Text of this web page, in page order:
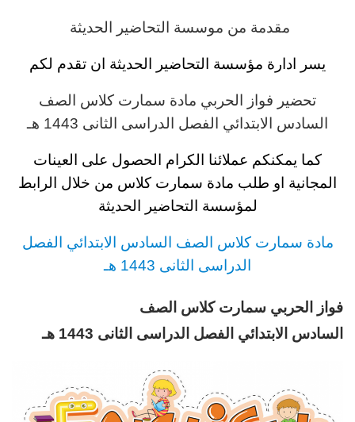
مقدمة من موسسة التحاضير الحديثة
يسر ادارة مؤسسة التحاضير الحديثة ان تقدم لكم
تحضير فواز الحربي مادة سمارت كلاس الصف
السادس الابتدائي الفصل الدراسى الثانى 1443 هـ
كما يمكنكم عملائنا الكرام الحصول على العينات
المجانية او طلب مادة سمارت كلاس من خلال الرابط
لمؤسسة التحاضير الحديثة
مادة سمارت كلاس الصف السادس الابتدائي الفصل
الدراسى الثانى 1443 هـ
فواز الحربي سمارت كلاس الصف
السادس الابتدائي الفصل الدراسى الثانى 1443 هـ